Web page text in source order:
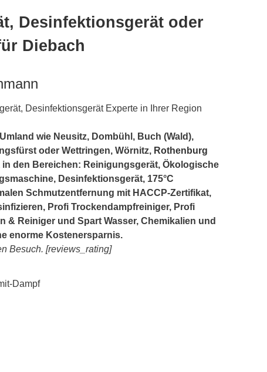
Desinfektionsgerät oder
Diebach
Desinfektionsgerät Experte in Ihrer Region
wie Neusitz, Dombühl, Buch (Wald),
oder Wettringen, Wörnitz, Rothenburg
in den Bereichen: Reinigungsgerät, Ökologische
Desinfektionsgerät, 175°C
Schmutzentfernung mit HACCP-Zertifikat,
Profi Trockendampfreiniger, Profi
& Reiniger und Spart Wasser, Chemikalien und
enorme Kostenersparnis.
Besuch. [reviews_rating]